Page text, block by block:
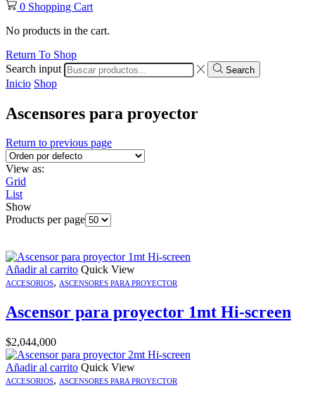
0 Shopping Cart
No products in the cart.
Return To Shop
Search input
Search
Inicio Shop
Ascensores para proyector
Return to previous page
View as:
Grid
List
Show
Products per page
Añadir al carrito Quick View
ACCESORIOS, ASCENSORES PARA PROYECTOR
Ascensor para proyector 1mt Hi-screen
$2,044,000
Añadir al carrito Quick View
ACCESORIOS, ASCENSORES PARA PROYECTOR